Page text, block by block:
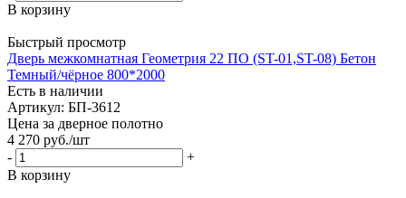
В корзину
Быстрый просмотр
Дверь межкомнатная Геометрия 22 ПО (ST-01,ST-08) Бетон
Темный/чёрное 800*2000
Есть в наличии
Артикул: БП-3612
Цена за дверное полотно
4 270 руб./шт
-
+
В корзину